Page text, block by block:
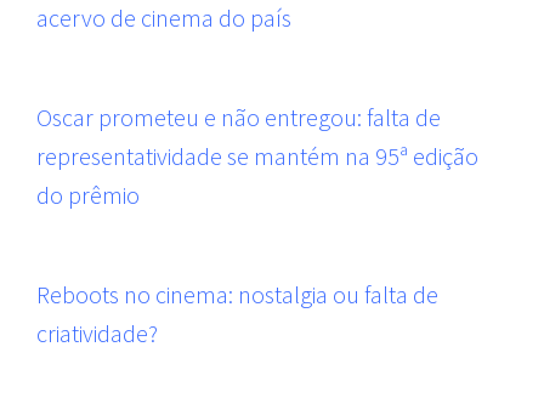
acervo de cinema do país
Oscar prometeu e não entregou: falta de
representatividade se mantém na 95ª edição
do prêmio
Reboots no cinema: nostalgia ou falta de
criatividade?